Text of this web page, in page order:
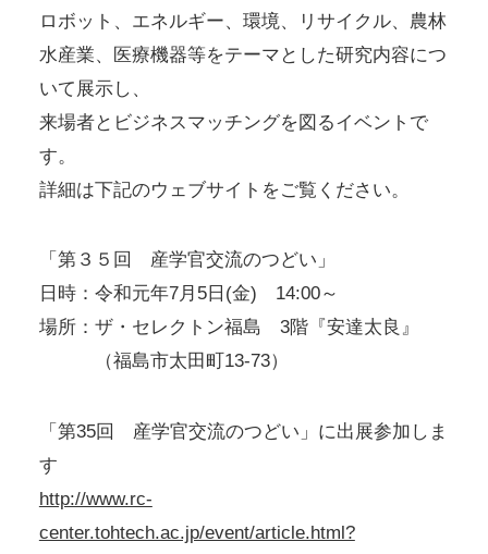
ロボット、エネルギー、環境、リサイクル、農林
水産業、医療機器等をテーマとした研究内容につ
いて展示し、
来場者とビジネスマッチングを図るイベントで
す。
詳細は下記のウェブサイトをご覧ください。
「第３５回 産学官交流のつどい」
日時：令和元年7月5日(金) 14:00～
場所：ザ・セレクトン福島 3階『安達太良』
（福島市太田町13-73）
「第35回 産学官交流のつどい」に出展参加しま
す
http://www.rc-
center.tohtech.ac.jp/event/article.html?